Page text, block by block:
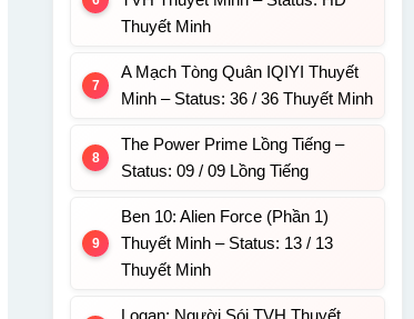
Thuyết Minh
A Mạch Tòng Quân IQIYI Thuyết
Minh – Status: 36 / 36 Thuyết Minh
The Power Prime Lồng Tiếng –
Status: 09 / 09 Lồng Tiếng
Ben 10: Alien Force (Phần 1)
Thuyết Minh – Status: 13 / 13
Thuyết Minh
Logan: Người Sói TVH Thuyết